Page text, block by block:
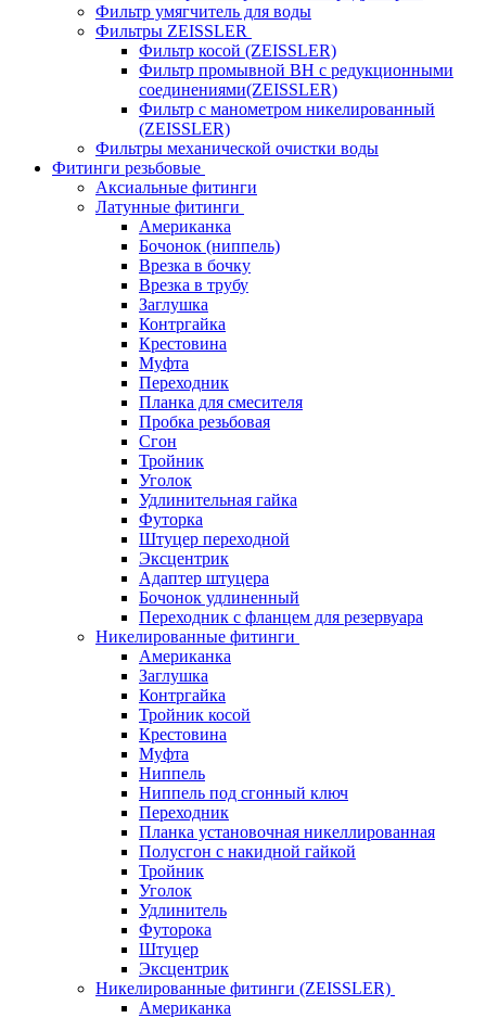
Фильтр умягчитель для воды
Фильтры ZEISSLER
Фильтр косой (ZEISSLER)
Фильтр промывной ВН с редукционными
соединениями(ZEISSLER)
Фильтр с манометром никелированный
(ZEISSLER)
Фильтры механической очистки воды
Фитинги резьбовые
Аксиальные фитинги
Латунные фитинги
Американка
Бочонок (ниппель)
Врезка в бочку
Врезка в трубу
Заглушка
Контргайка
Крестовина
Муфта
Переходник
Планка для смесителя
Пробка резьбовая
Сгон
Тройник
Уголок
Удлинительная гайка
Футорка
Штуцер переходной
Эксцентрик
Адаптер штуцера
Бочонок удлиненный
Переходник с фланцем для резервуара
Никелированные фитинги
Американка
Заглушка
Контргайка
Тройник косой
Крестовина
Муфта
Ниппель
Ниппель под сгонный ключ
Переходник
Планка установочная никеллированная
Полусгон с накидной гайкой
Тройник
Уголок
Удлинитель
Футорока
Штуцер
Эксцентрик
Никелированные фитинги (ZEISSLER)
Американка